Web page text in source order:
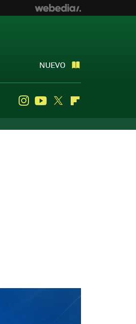
NUEVO
InstagramYoutube
Twitter